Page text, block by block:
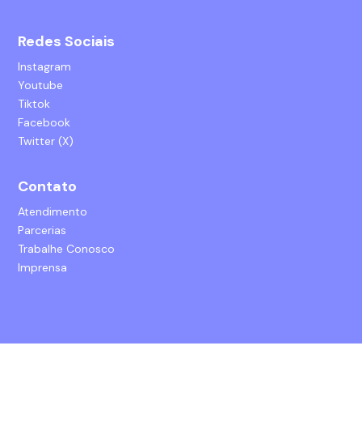
Redes Sociais
Instagram
Youtube
Tiktok
Facebook
Twitter (X)
Contato
Atendimento
Parcerias
Trabalhe Conosco
Imprensa